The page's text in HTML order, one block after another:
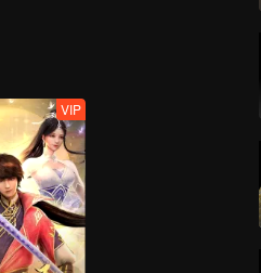
VIP